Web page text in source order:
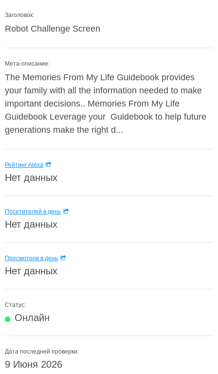
Заголовок:
Robot Challenge Screen
Мета-описание:
The Memories From My Life Guidebook provides
your family with all the information needed to make
important decisions.. Memories From My Life
Guidebook Leverage your Guidebook to help future
generations make the right d...
Рейтинг Alexa
Нет данных
Посетителей в день
Нет данных
Просмотров в день
Нет данных
Статус:
Онлайн
Дата последней проверки:
9 Июня 2026